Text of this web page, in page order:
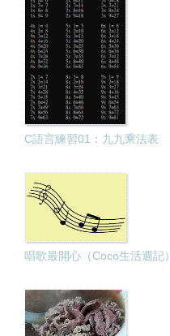
C語言練習01：九九乘法表
唱歌最開心（Coco生活週記）